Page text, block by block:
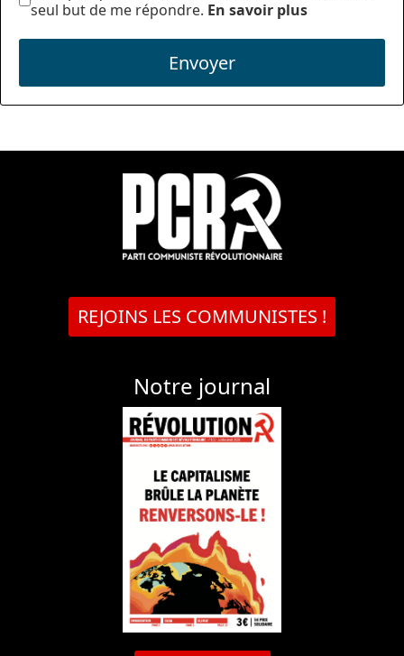
seul but de me répondre. En savoir plus
Envoyer
REJOINS LES COMMUNISTES !
Notre journal